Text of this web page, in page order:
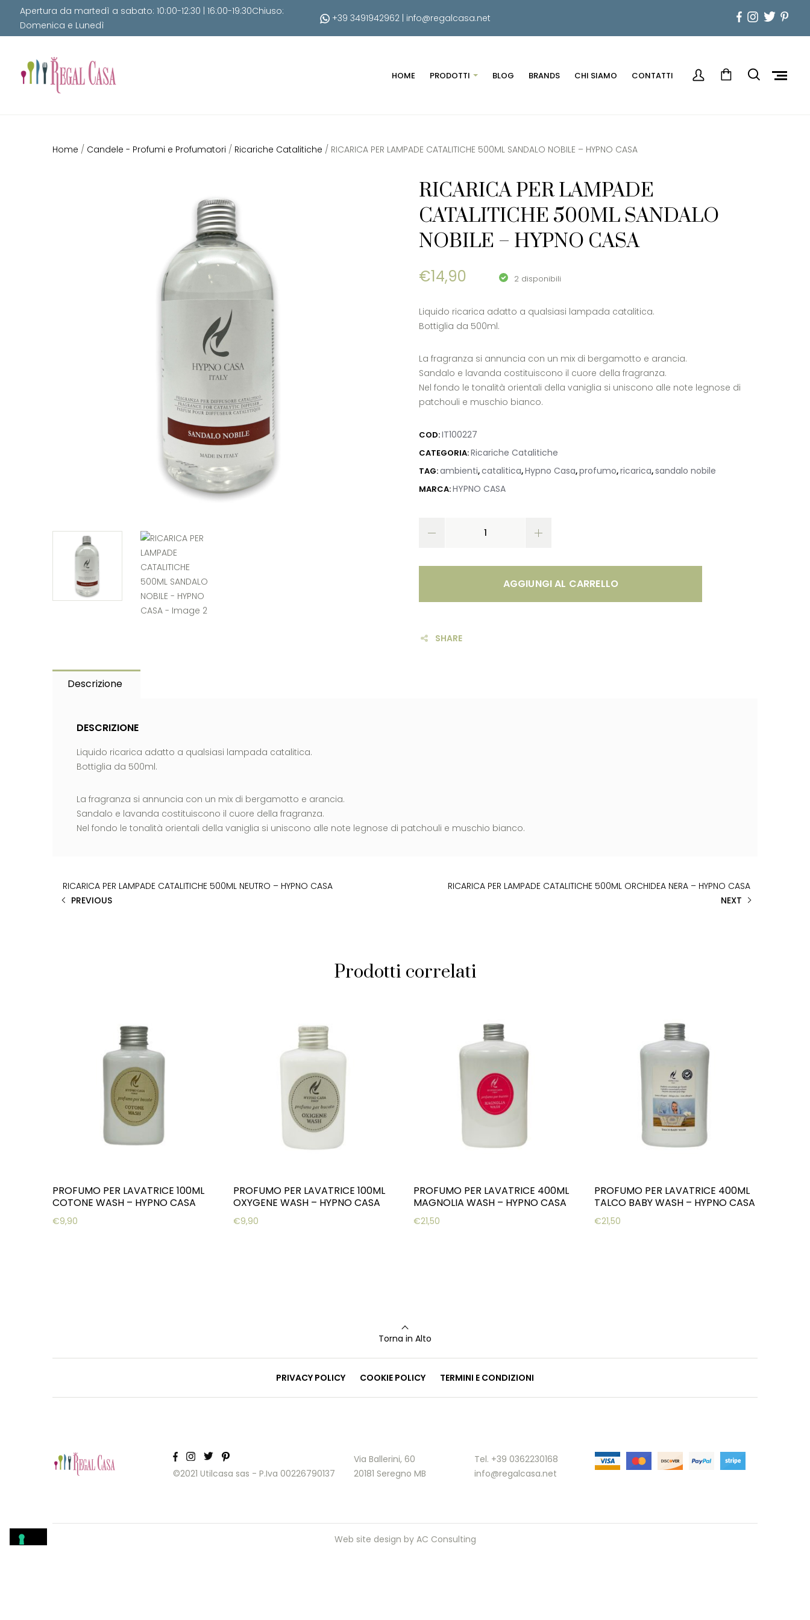
Apertura da martedì a sabato: 10:00-12:30 | 16:00-19:30Chiuso:
Domenica e Lunedì
+39 3491942962| info@regalcasa.net
HOME PRODOTTI BLOG BRANDS CHI SIAMO CONTATTI
Home / Candele - Profumi e Profumatori / Ricariche Catalitiche / RICARICA PER LAMPADE CATALITICHE 500ML SANDALO NOBILE – HYPNO CASA
RICARICA PER LAMPADE
CATALITICHE 500ML SANDALO
NOBILE – HYPNO CASA
€14,90 2 disponibili
Liquido ricarica adatto a qualsiasi lampada catalitica.
Bottiglia da 500ml.
La fragranza si annuncia con un mix di bergamotto e arancia.
Sandalo e lavanda costituiscono il cuore della fragranza.
Nel fondo le tonalità orientali della vaniglia si uniscono alle note legnose di
patchouli e muschio bianco.
COD:IT100227
CATEGORIA:Ricariche Catalitiche
TAG:ambienti,catalitica,Hypno Casa,profumo,ricarica,sandalo nobile
MARCA:HYPNO CASA
AGGIUNGI AL CARRELLO
SHARE
Descrizione
DESCRIZIONE
Liquido ricarica adatto a qualsiasi lampada catalitica.
Bottiglia da 500ml.
La fragranza si annuncia con un mix di bergamotto e arancia.
Sandalo e lavanda costituiscono il cuore della fragranza.
Nel fondo le tonalità orientali della vaniglia si uniscono alle note legnose di patchouli e muschio bianco.
RICARICA PER LAMPADE CATALITICHE 500ML NEUTRO – HYPNO CASA
PREVIOUS
RICARICA PER LAMPADE CATALITICHE 500ML ORCHIDEA NERA – HYPNO CASA
NEXT
Prodotti correlati
PROFUMO PER LAVATRICE 100ML
COTONE WASH – HYPNO CASA
€9,90
PROFUMO PER LAVATRICE 100ML
OXYGENE WASH – HYPNO CASA
€9,90
PROFUMO PER LAVATRICE 400ML
MAGNOLIA WASH – HYPNO CASA
€21,50
PROFUMO PER LAVATRICE 400ML
TALCO BABY WASH – HYPNO CASA
€21,50
Torna in Alto
PRIVACY POLICY COOKIE POLICY TERMINI E CONDIZIONI
©2021 Utilcasa sas - P.Iva 00226790137
Via Ballerini, 60
20181 Seregno MB
Tel. +39 0362230168
info@regalcasa.net
Web site design by AC Consulting